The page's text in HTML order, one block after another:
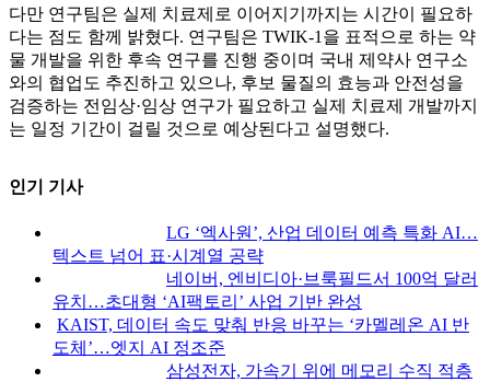
다만 연구팀은 실제 치료제로 이어지기까지는 시간이 필요하
다는 점도 함께 밝혔다. 연구팀은 TWIK-1을 표적으로 하는 약
물 개발을 위한 후속 연구를 진행 중이며 국내 제약사 연구소
와의 협업도 추진하고 있으나, 후보 물질의 효능과 안전성을
검증하는 전임상·임상 연구가 필요하고 실제 치료제 개발까지
는 일정 기간이 걸릴 것으로 예상된다고 설명했다.
인기 기사
LG ‘엑사원’, 산업 데이터 예측 특화 AI…
텍스트 넘어 표·시계열 공략
네이버, 엔비디아·브룩필드서 100억 달러
유치…초대형 ‘AI팩토리’ 사업 기반 완성
KAIST, 데이터 속도 맞춰 반응 바꾸는 ‘카멜레온 AI 반
도체’…엣지 AI 정조준
삼성전자, 가속기 위에 메모리 수직 적층